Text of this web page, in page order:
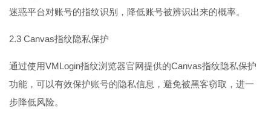
迷惑平台对账号的指纹识别，降低账号被辨识出来的概率。
2.3 Canvas指纹隐私保护
通过使用VMLogin指纹浏览器官网提供的Canvas指纹隐私保护
功能，可以有效保护账号的隐私信息，避免被黑客窃取，进一
步降低风险。